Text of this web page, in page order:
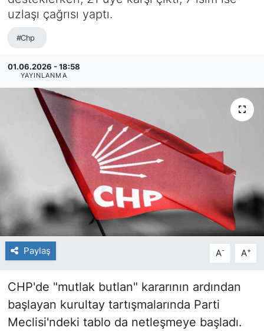
uzlaşı çağrısı yaptı.
#Chp
01.06.2026 - 18:58
YAYINLANMA
Paylaş A- A+
CHP'de "mutlak butlan" kararının ardından
başlayan kurultay tartışmalarında Parti
Meclisi'ndeki tablo da netleşmeye başladı.